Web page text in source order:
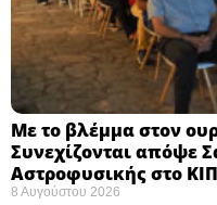
Με το βλέμμα στον
Συνεχίζονται απόψε
Αστροφυσικής στο
8 Αυγούστου 2026